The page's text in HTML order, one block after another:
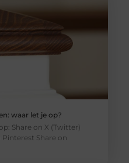
waar let je op?
Share on X (Twitter)
Pinterest Share on